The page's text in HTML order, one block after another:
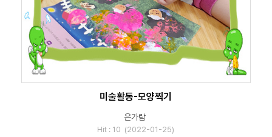
미술활동-모양찍기
은가람
Hit : 10 (2022-01-25)